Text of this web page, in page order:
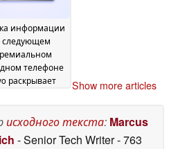
информации
следующем
телефоне
раскрывает
Show more articles
исходного текста: Marcus
- Senior Tech Writer- 763